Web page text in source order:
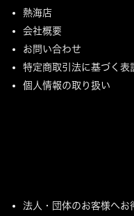
熱海店
会社概要
お問い合わせ
特定商取引法に基づく表
個人情報の取り扱い
法人・団体のお客様へお